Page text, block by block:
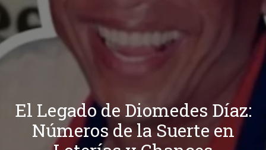
El Legado de Diomedes Díaz:
Números de la Suerte en